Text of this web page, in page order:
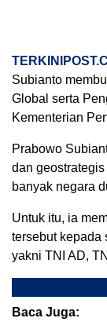
Subianto
Global serta
Kementerian
Prabowo
dan
banyak negara
Untuk itu, ia
tersebut kepada
yakni TNI AD,
Baca Juga: